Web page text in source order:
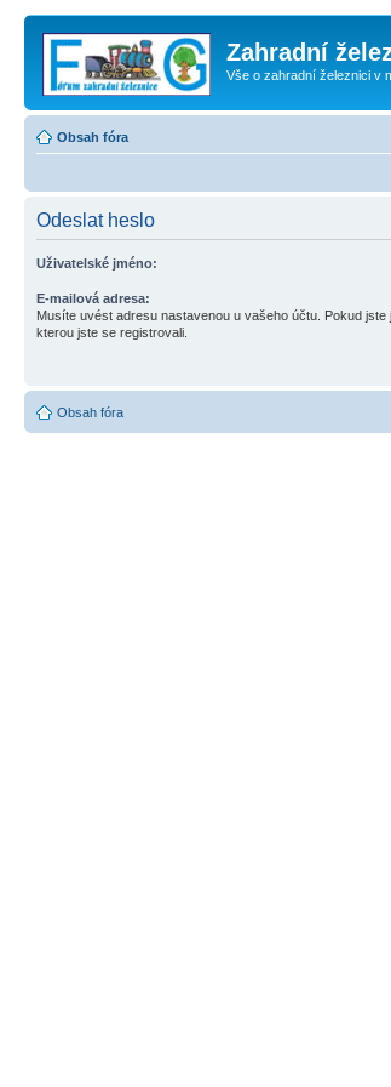
Zahradní
Vše o zahradní železnici v
Obsah fóra
Odeslat heslo
Uživatelské jméno:
E-mailová adresa:
Musíte uvést adresu nastavenou u vašeho účtu. Pokud jste
kterou jste se registrovali.
Obsah fóra